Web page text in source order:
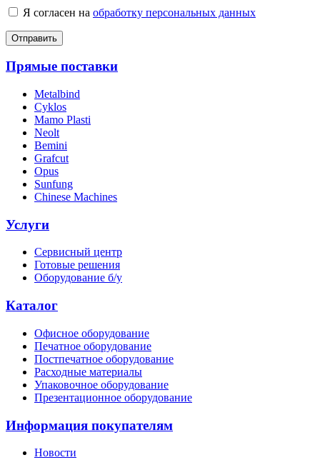
Я согласен на обработку персональных данных
Отправить
Прямые поставки
Metalbind
Cyklos
Mamo Plasti
Neolt
Bemini
Grafcut
Opus
Sunfung
Chinese Machines
Услуги
Сервисный центр
Готовые решения
Оборудование б/у
Каталог
Офисное оборудование
Печатное оборудование
Постпечатное оборудование
Расходные материалы
Упаковочное оборудование
Презентационное оборудование
Информация покупателям
Новости